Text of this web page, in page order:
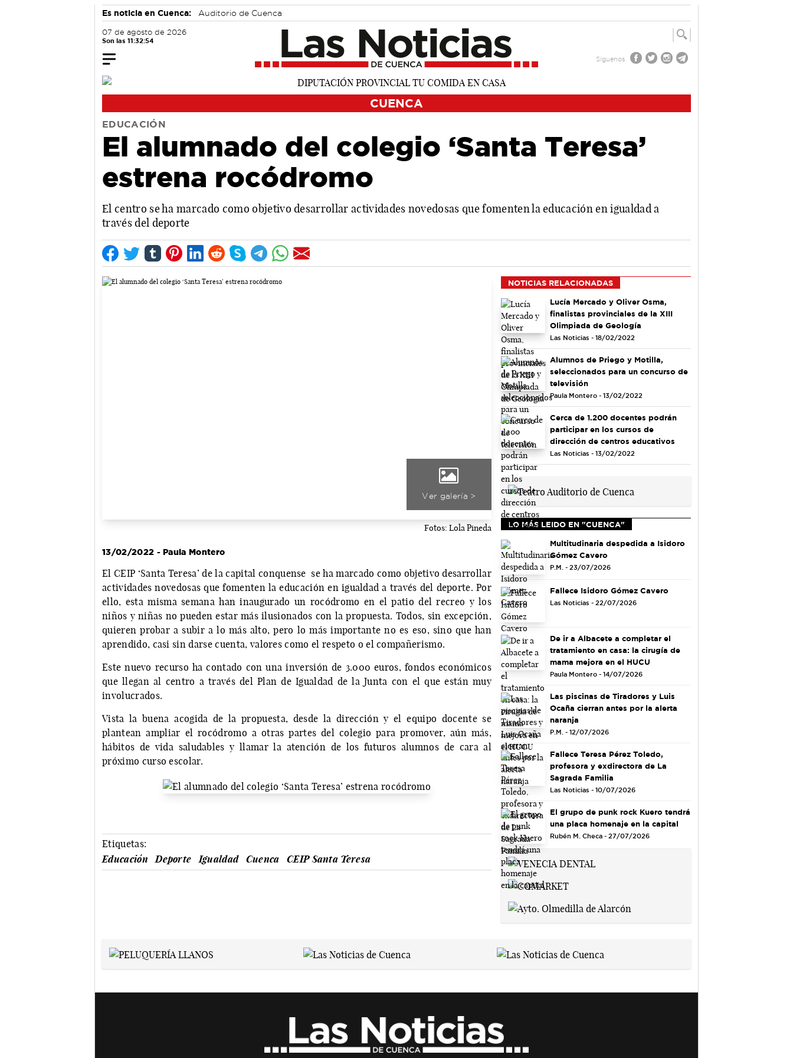
Es noticia en Cuenca: Auditorio de Cuenca
07 de agosto de 2026
Son las 11:32:55
Síguenos
CUENCA
EDUCACIÓN
El alumnado del colegio ‘Santa Teresa’
estrena rocódromo
El centro se ha marcado como objetivo desarrollar actividades novedosas que fomenten la educación en igualdad a
través del deporte
Ver galería >
Fotos: Lola Pineda
13/02/2022 - Paula Montero
El CEIP ‘Santa Teresa’ de la capital conquense se ha marcado como objetivo desarrollar
actividades novedosas que fomenten la educación en igualdad a través del deporte. Por
ello, esta misma semana han inaugurado un rocódromo en el patio del recreo y los
niños y niñas no pueden estar más ilusionados con la propuesta. Todos, sin excepción,
quieren probar a subir a lo más alto, pero lo más importante no es eso, sino que han
aprendido, casi sin darse cuenta, valores como el respeto o el compañerismo.
Este nuevo recurso ha contado con una inversión de 3.000 euros, fondos económicos
que llegan al centro a través del Plan de Igualdad de la Junta con el que están muy
involucrados.
Vista la buena acogida de la propuesta, desde la dirección y el equipo docente se
plantean ampliar el rocódromo a otras partes del colegio para promover, aún más,
hábitos de vida saludables y llamar la atención de los futuros alumnos de cara al
próximo curso escolar.
Etiquetas:
Educación
Deporte Igualdad Cuenca CEIP Santa Teresa
NOTICIAS RELACIONADAS
Lucía Mercado y Oliver Osma,
finalistas provinciales de la XIII
Olimpiada de Geología
Las Noticias - 18/02/2022
Alumnos de Priego y Motilla,
seleccionados para un concurso de
televisión
Paula Montero - 13/02/2022
Cerca de 1.200 docentes podrán
participar en los cursos de
dirección de centros educativos
Las Noticias - 13/02/2022
LO MÁS LEIDO EN "CUENCA"
Multitudinaria despedida a Isidoro
Gómez Cavero
P.M. - 23/07/2026
Fallece Isidoro Gómez Cavero
Las Noticias - 22/07/2026
De ir a Albacete a completar el
tratamiento en casa: la cirugía de
mama mejora en el HUCU
Paula Montero - 14/07/2026
Las piscinas de Tiradores y Luis
Ocaña cierran antes por la alerta
naranja
P.M. - 12/07/2026
Fallece Teresa Pérez Toledo,
profesora y exdirectora de La
Sagrada Familia
Las Noticias - 10/07/2026
El grupo de punk rock Kuero tendrá
una placa homenaje en la capital
Rubén M. Checa - 27/07/2026